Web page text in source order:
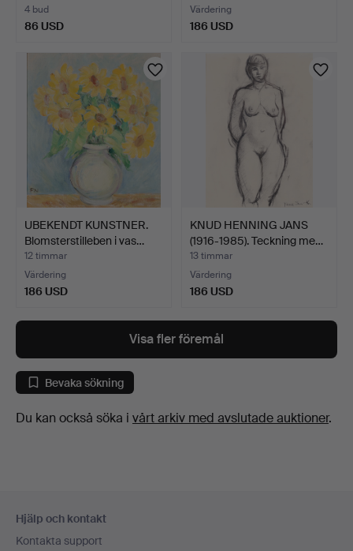
4 bud
86 USD
Värdering
186 USD
UBEKENDT KUNSTNER.
Blomsterstilleben i vas…
12 timmar
Värdering
186 USD
KNUD HENNING JANS
(1916-1985). Teckning me…
13 timmar
Värdering
186 USD
Visa fler föremål
Bevaka sökning
Du kan också söka i vårt arkiv med avslutade auktioner.
Hjälp och kontakt
Kontakta support